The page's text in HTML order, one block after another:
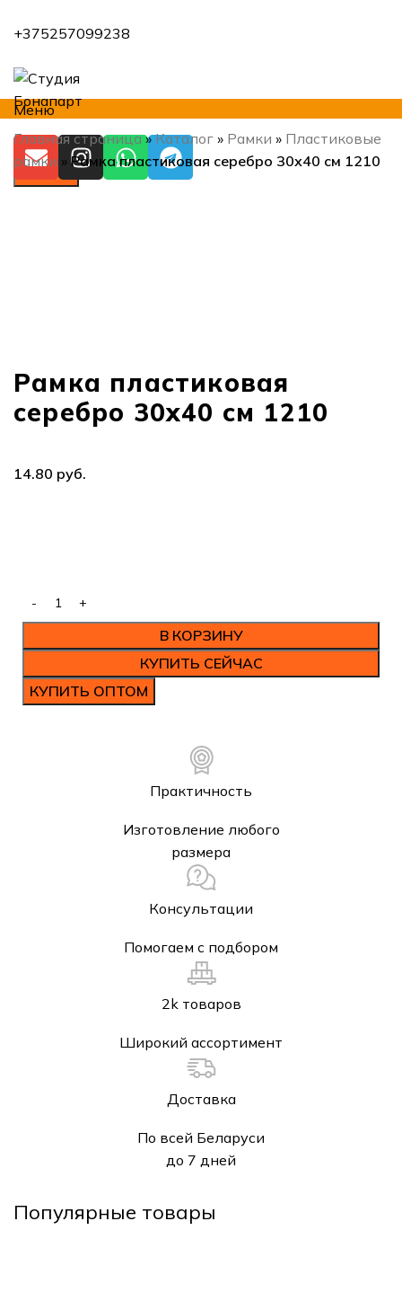
+375257099238
Меню
Искать
Главная страница»Каталог » Рамки » Пластиковые
рамки » Рамка пластиковая серебро 30х40 см 1210
Рамка пластиковая
серебро 30х40 см 1210
руб.
В КОРЗИНУ
КУПИТЬ СЕЙЧАС
КУПИТЬ ОПТОМ
Практичность
Изготовление любого
размера
Консультации
Помогаем с подбором
2k товаров
Широкий ассортимент
Доставка
По всей Беларуси
до 7 дней
Популярные товары